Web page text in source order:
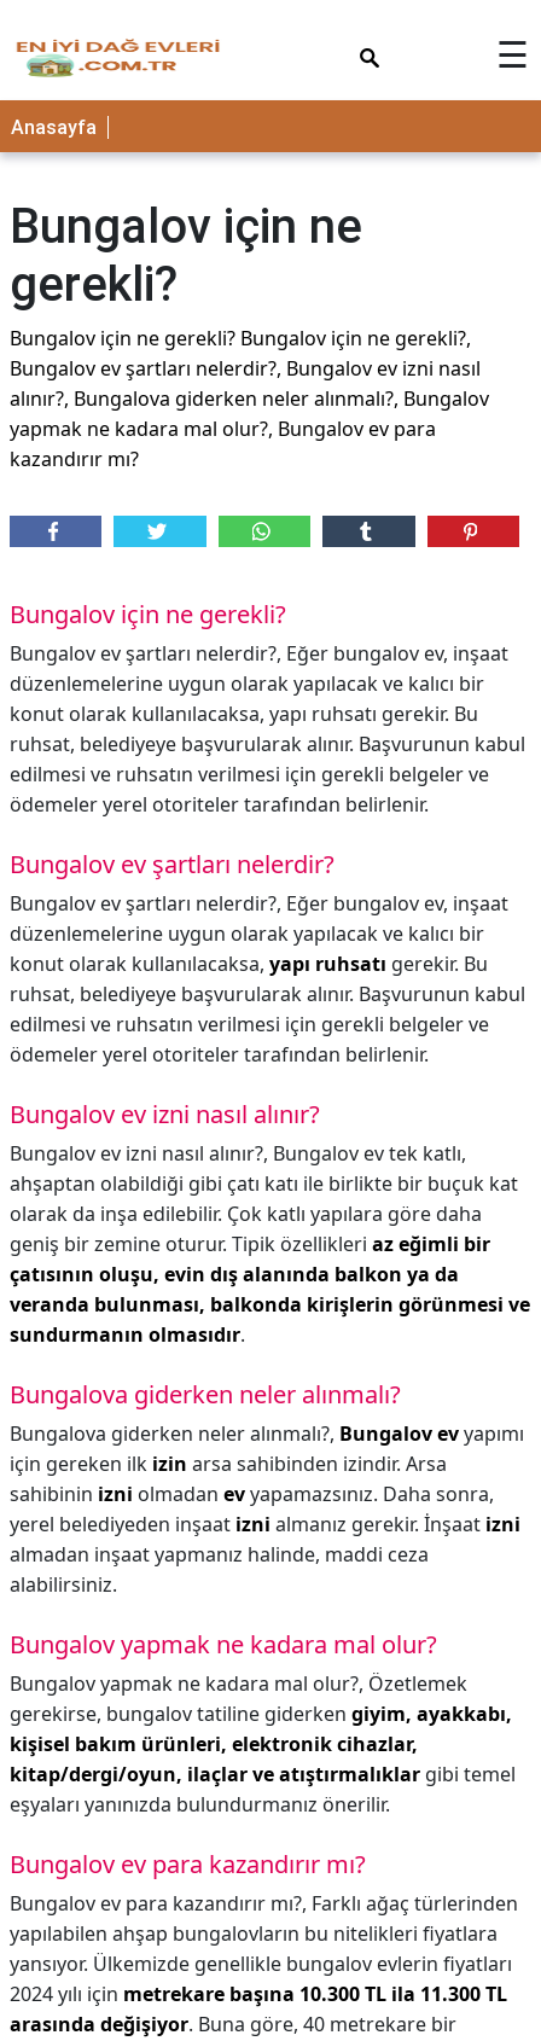
☰
Anasayfa
Bungalov için ne
gerekli?
Bungalov için ne gerekli? Bungalov için ne gerekli?,
Bungalov ev şartları nelerdir?, Bungalov ev izni nasıl
alınır?, Bungalova giderken neler alınmalı?, Bungalov
yapmak ne kadara mal olur?, Bungalov ev para
kazandırır mı?
Bungalov için ne gerekli?
Bungalov ev şartları nelerdir?, Eğer bungalov ev, inşaat
düzenlemelerine uygun olarak yapılacak ve kalıcı bir
konut olarak kullanılacaksa, yapı ruhsatı gerekir. Bu
ruhsat, belediyeye başvurularak alınır. Başvurunun kabul
edilmesi ve ruhsatın verilmesi için gerekli belgeler ve
ödemeler yerel otoriteler tarafından belirlenir.
Bungalov ev şartları nelerdir?
Bungalov ev şartları nelerdir?, Eğer bungalov ev, inşaat
düzenlemelerine uygun olarak yapılacak ve kalıcı bir
konut olarak kullanılacaksa, yapı ruhsatı gerekir. Bu
ruhsat, belediyeye başvurularak alınır. Başvurunun kabul
edilmesi ve ruhsatın verilmesi için gerekli belgeler ve
ödemeler yerel otoriteler tarafından belirlenir.
Bungalov ev izni nasıl alınır?
Bungalov ev izni nasıl alınır?, Bungalov ev tek katlı,
ahşaptan olabildiği gibi çatı katı ile birlikte bir buçuk kat
olarak da inşa edilebilir. Çok katlı yapılara göre daha
geniş bir zemine oturur. Tipik özellikleri az eğimli bir
çatısının oluşu, evin dış alanında balkon ya da
veranda bulunması, balkonda kirişlerin görünmesi ve
sundurmanın olmasıdır.
Bungalova giderken neler alınmalı?
Bungalova giderken neler alınmalı?, Bungalov evyapımı
için gereken ilk izin arsa sahibinden izindir. Arsa
sahibinin izni olmadan evyapamazsınız. Daha sonra,
yerel belediyeden inşaat izni almanız gerekir. İnşaat izni
almadan inşaat yapmanız halinde, maddi ceza
alabilirsiniz.
Bungalov yapmak ne kadara mal olur?
Bungalov yapmak ne kadara mal olur?, Özetlemek
gerekirse, bungalov tatiline giderken giyim, ayakkabı,
kişisel bakım ürünleri, elektronik cihazlar,
kitap/dergi/oyun, ilaçlar ve atıştırmalıklar gibi temel
eşyaları yanınızda bulundurmanız önerilir.
Bungalov ev para kazandırır mı?
Bungalov ev para kazandırır mı?, Farklı ağaç türlerinden
yapılabilen ahşap bungalovların bu nitelikleri fiyatlara
yansıyor. Ülkemizde genellikle bungalov evlerin fiyatları
2024 yılı için metrekare başına 10.300 TL ila 11.300 TL
arasında değişiyor. Buna göre, 40 metrekare bir